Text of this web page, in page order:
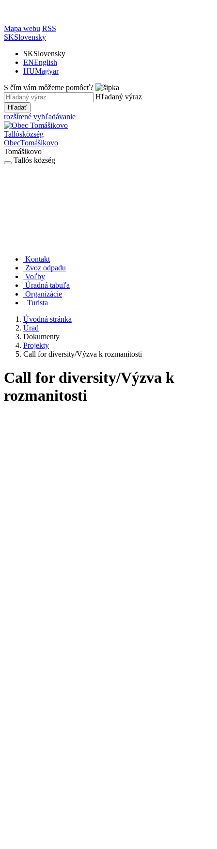
Mapa webu RSS
SKSlovensky
SKSlovensky
ENEnglish
HUMagyar
S čím vám môžeme pomôcť?
Hľadaný výraz
Hľadať
rozšírené vyhľadávanie
Tallósközség
ObecTomášikovo
Tomášikovo
Tallós község
Kontakt
Zvoz odpadu
Voľby
Úradná tabuľa
Organizácie
Turista
Úvodná stránka
Úrad
Dokumenty
Projekty
Call for diversity/Výzva k rozmanitosti
Call for diversity/Výzva k
rozmanitosti